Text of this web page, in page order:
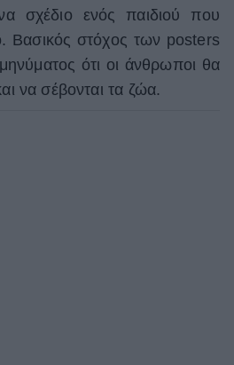
σχέδιο ενός παιδιού που
Βασικός στόχος των posters
ότι οι άνθρωποι θα
να σέβονται τα ζώα.